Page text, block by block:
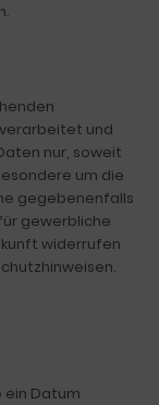
und
nur, soweit
um die
gegebenenfalls
gewerbliche
widerrufen
ein Datum